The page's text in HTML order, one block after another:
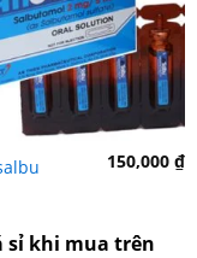
150,000 ₫
sỉ khi mua trên